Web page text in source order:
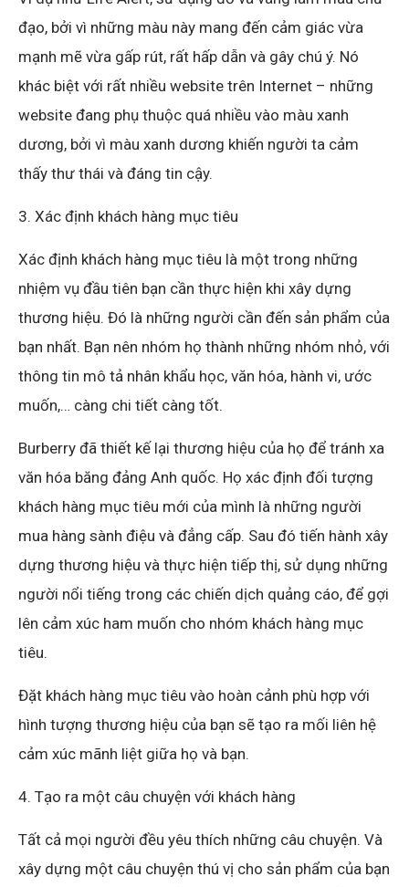
đạo, bởi vì những màu này mang đến cảm giác vừa
mạnh mẽ vừa gấp rút, rất hấp dẫn và gây chú ý. Nó
khác biệt với rất nhiều website trên Internet – những
website đang phụ thuộc quá nhiều vào màu xanh
dương, bởi vì màu xanh dương khiến người ta cảm
thấy thư thái và đáng tin cậy.
3. Xác định khách hàng mục tiêu
Xác định khách hàng mục tiêu là một trong những
nhiệm vụ đầu tiên bạn cần thực hiện khi xây dựng
thương hiệu. Đó là những người cần đến sản phẩm của
bạn nhất. Bạn nên nhóm họ thành những nhóm nhỏ, với
thông tin mô tả nhân khẩu học, văn hóa, hành vi, ước
muốn,… càng chi tiết càng tốt.
Burberry đã thiết kế lại thương hiệu của họ để tránh xa
văn hóa băng đảng Anh quốc. Họ xác định đối tượng
khách hàng mục tiêu mới của mình là những người
mua hàng sành điệu và đẳng cấp. Sau đó tiến hành xây
dựng thương hiệu và thực hiện tiếp thị, sử dụng những
người nổi tiếng trong các chiến dịch quảng cáo, để gợi
lên cảm xúc ham muốn cho nhóm khách hàng mục
tiêu.
Đặt khách hàng mục tiêu vào hoàn cảnh phù hợp với
hình tượng thương hiệu của bạn sẽ tạo ra mối liên hệ
cảm xúc mãnh liệt giữa họ và bạn.
4. Tạo ra một câu chuyện với khách hàng
Tất cả mọi người đều yêu thích những câu chuyện. Và
xây dựng một câu chuyện thú vị cho sản phẩm của bạn